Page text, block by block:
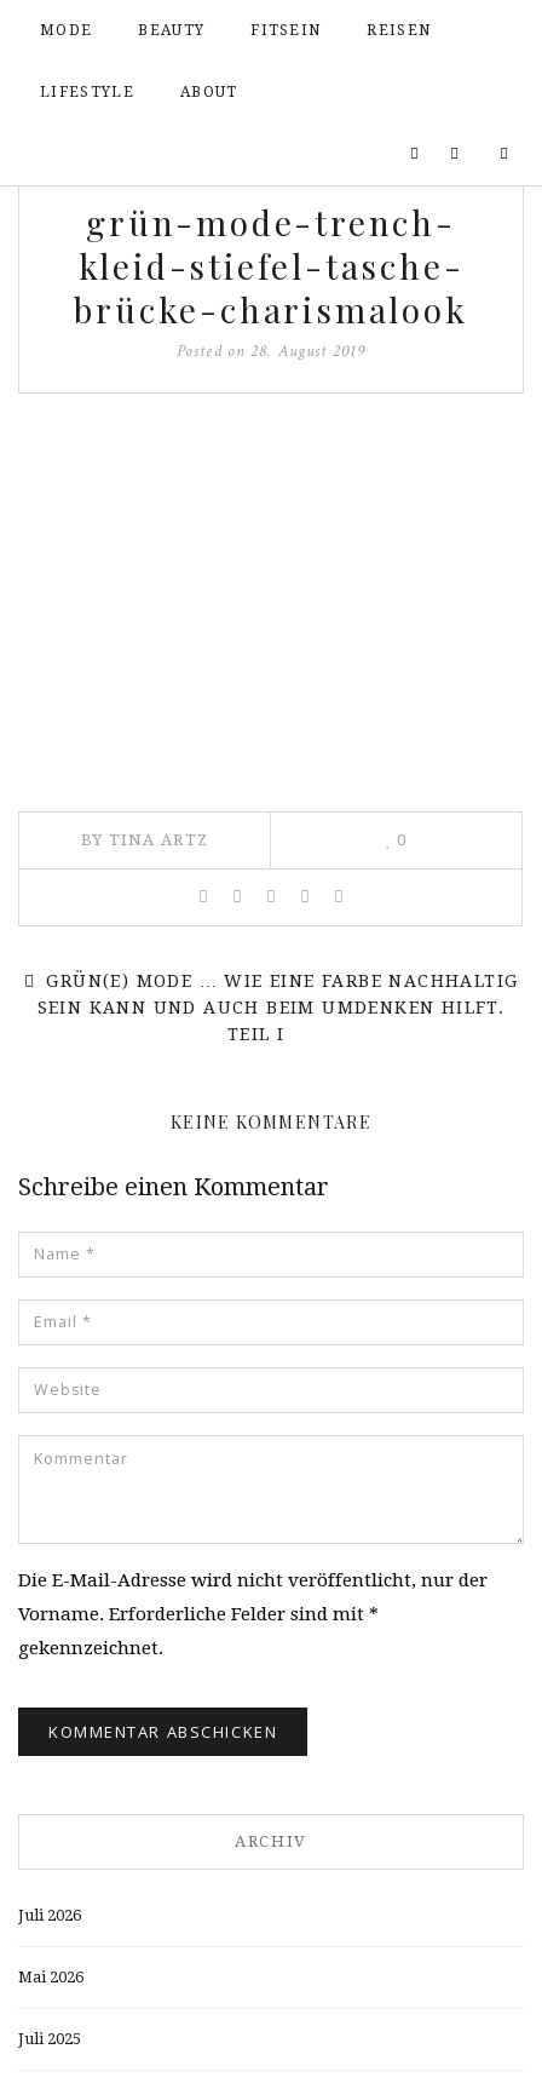
MODE BEAUTY FITSEIN REISEN
LIFESTYLE ABOUT
grün-mode-trench-
kleid-stiefel-tasche-
brücke-charismalook
Posted on28. August 2019
BY TINA ARTZ 0
GRÜN(E) MODE … WIE EINE FARBE NACHHALTIG
SEIN KANN UND AUCH BEIM UMDENKEN HILFT.
TEIL I
KEINE KOMMENTARE
Schreibe einen Kommentar
Die E-Mail-Adresse wird nicht veröffentlicht, nur der
Vorname. Erforderliche Felder sind mit *
gekennzeichnet.
ARCHIV
Juli 2026
Mai 2026
Juli 2025